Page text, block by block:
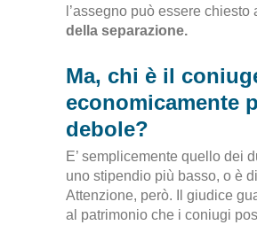
l’assegno può essere chiesto
della separazione.
Ma, chi è il
economicamente
debole?
E’ semplicemente quello dei
uno stipendio più basso, o è
Attenzione, però. Il giudice
al patrimonio che i coniugi